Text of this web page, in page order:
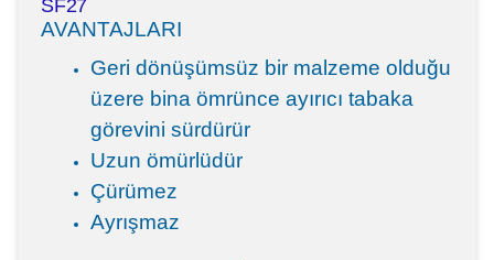
SF27
AVANTAJLARI
Geri dönüşümsüz bir malzeme olduğu
üzere bina ömrünce ayırıcı tabaka
görevini sürdürür
Uzun ömürlüdür
Çürümez
Ayrışmaz